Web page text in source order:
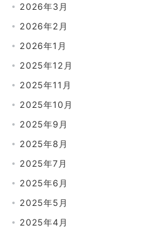
2026年3月
2026年2月
2026年1月
2025年12月
2025年11月
2025年10月
2025年9月
2025年8月
2025年7月
2025年6月
2025年5月
2025年4月